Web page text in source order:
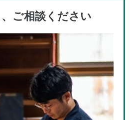
ご相談ください